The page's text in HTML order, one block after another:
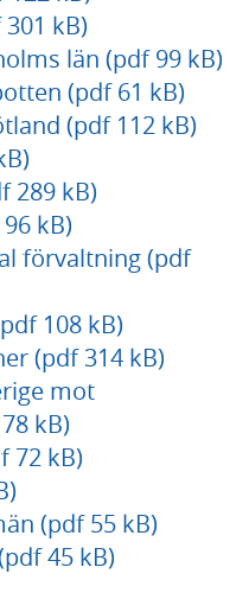
kB)
län (pdf 99 kB)
(pdf 61 kB)
(pdf 112 kB)
289 kB)
kB)
förvaltning (pdf
108 kB)
(pdf 314 kB)
mot
kB)
72 kB)
(pdf 55 kB)
45 kB)